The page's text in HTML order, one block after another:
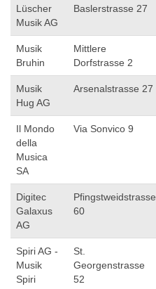
Lüscher
Musik AG
Baslerstrasse 27
Musik
Bruhin
Mittlere
Dorfstrasse 2
Musik
Hug AG
Arsenalstrasse 27
Il Mondo
della
Musica
SA
Via Sonvico 9
Digitec
Galaxus
AG
Pfingstweidstrasse
60
Spiri AG -
Musik
Spiri
St.
Georgenstrasse
52